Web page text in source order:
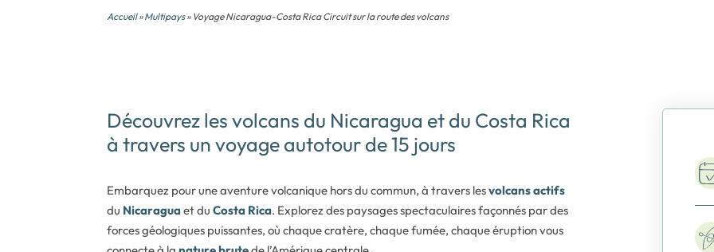
Accueil»Multipays» Voyage Nicaragua-Costa Rica Circuit sur la route des volcans
Découvrez les volcans du Nicaragua et du Costa Rica
à travers un voyage autotour de 15 jours
Embarquez pour une aventure volcanique hors du commun, à travers lesvolcans actifs
du Nicaragua et duCosta Rica. Explorez des paysages spectaculaires façonnés par des
forces géologiques puissantes, où chaque cratère, chaque fumée, chaque éruption vous